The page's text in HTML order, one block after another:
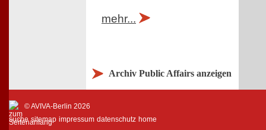
mehr...
Archiv Public Affairs anzeigen
© AVIVA-Berlin 2026
suche sitemap impressum datenschutz home